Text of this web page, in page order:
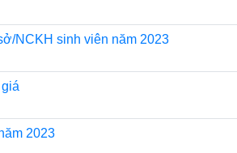
NCKH sinh viên năm 2023
2023